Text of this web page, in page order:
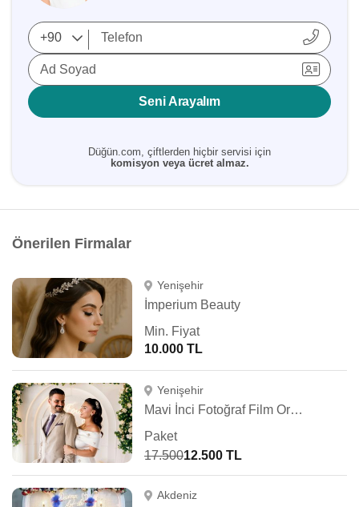
Ad Soyad
Seni Arayalım
Düğün.com, çiftlerden hiçbir servisi için
komisyon veya ücret almaz.
Önerilen Firmalar
Yenişehir
İmperium Beauty
Min. Fiyat
10.000 TL
Yenişehir
Mavi İnci Fotoğraf Film Organizasyon
Paket
17.50012.500 TL
Akdeniz